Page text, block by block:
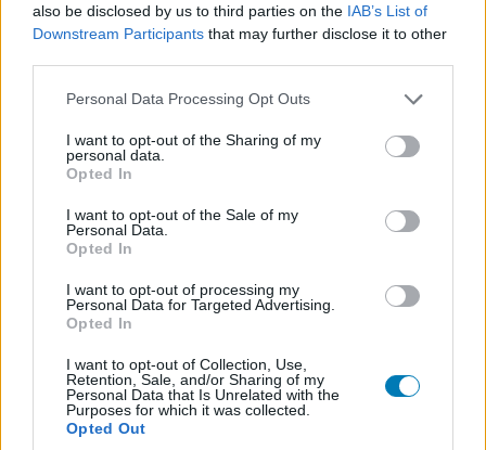
also be disclosed by us to third parties on the IAB’s List of
Downstream Participants that may further disclose it to other
Please note that this website/app uses one or more Google
not limited to your visit or usage behaviour. You may click to
grant or deny consent to Google and its third-party tags to
use your data for below specified purposes in below Google
consent section.
Personal Data Processing Opt Outs
I want to opt-out of the Sharing of my
personal data.
Opted In
I want to opt-out of the Sale of my
Personal Data.
Opted In
I want to opt-out of processing my
Personal Data for Targeted Advertising.
Opted In
I want to opt-out of Collection, Use,
Retention, Sale, and/or Sharing of my
Personal Data that Is Unrelated with the
Purposes for which it was collected.
Opted Out
elengedhetetlenné, hogy Molnár Áron pihenjen és
regenerálódjon. A színész úgy fogalmazott, fontosnak
tartja, hogy a színházi szakmában is természetes legyen
kimondani a kimerültséget és az önmagunkra figyelés
sokszor még mindig a "bírni kell" logikája öröklődik
tovább.
Az Emberek, helyek és dolgok a Loupe Színházi Társulás
és a Városmajori Szabadtéri Színpad közös produkciója,
Duncan Macmillan világsikerű darabjából készül. A
történet egy fiatal színésznőről szól, akinek az élete
szétesik, amikor szembesül a saját függőségeivel, a
rehabilitáció során pedig nemcsak a szerektől, hanem a
saját maga köré épített történetektől is meg kell